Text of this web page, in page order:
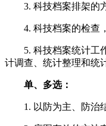
3. 科技档案排架的方
4. 科技档案的检查，
5. 科技档案统计工作
计调查、统计整理和统
单、多选：
1. 以防为主、防治结